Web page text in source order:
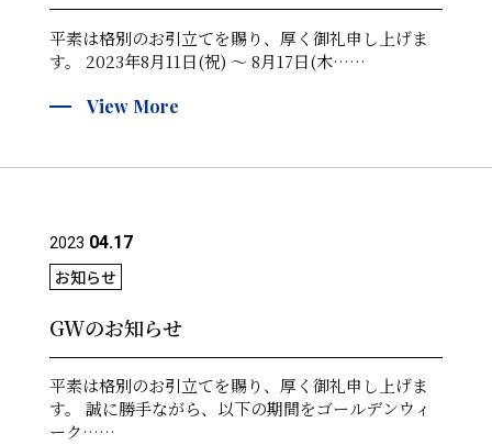
平素は格別のお引立てを賜り、厚く御礼申し上げま
す。 2023年8月11日(祝) ～ 8月17日(木……
View More
2023 04.17
お知らせ
GWのお知らせ
平素は格別のお引立てを賜り、厚く御礼申し上げま
す。 誠に勝手ながら、以下の期間をゴールデンウィ
ーク……